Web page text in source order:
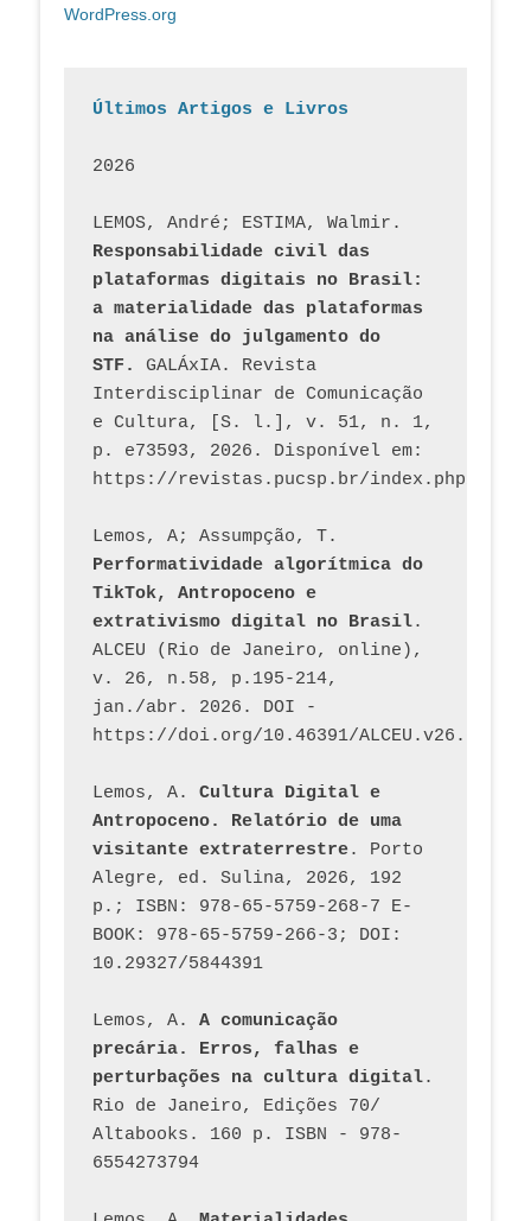
WordPress.org
Últimos Artigos e Livros
2026
Responsabilidade civil das
plataformas digitais no Brasil:
a materialidade das plataformas
na análise do julgamento do
STF.
GALÁxIA. Revista
Interdisciplinar de Comunicação
e Cultura, [S. l.], v. 51, n. 1,
p. e73593, 2026. Disponível em:
Performatividade algorítmica do
TikTok, Antropoceno e
extrativismo digital no Brasil.
ALCEU (Rio de Janeiro, online),
v. 26, n.58, p.195-214,
jan./abr. 2026. DOI -
https://doi.org/10.46391/
Lemos, A. Cultura Digital e
Antropoceno. Relatório de uma
visitante extraterrestre. Porto
Alegre, ed. Sulina, 2026, 192
p.; ISBN: 978-65-5759-268-7 E-
BOOK: 978-65-5759-266-3; DOI:
10.29327/5844391
Lemos, A. A comunicação
precária. Erros, falhas e
perturbações na cultura digital.
Rio de Janeiro, Edições 70/
Altabooks. 160 p. ISBN - 978-
6554273794